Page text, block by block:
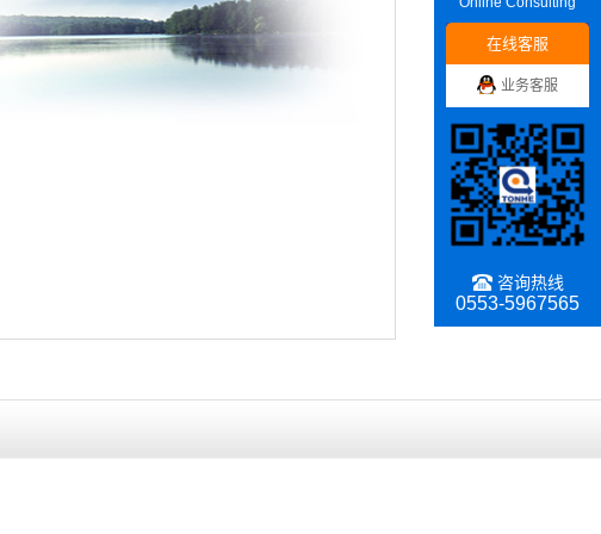
在线客服
业务客服
咨询热线
0553-5967565